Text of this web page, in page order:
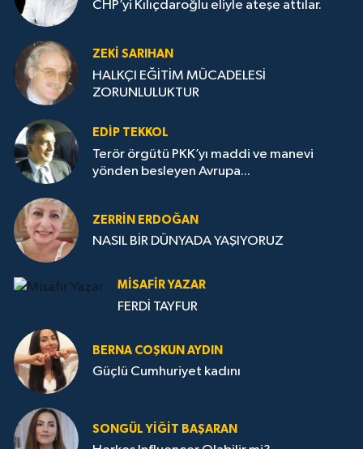
CHP’yi Kılıçdaroğlu eliyle ateşe attılar.
ZEKI SARIHAN
HALKÇI EĞİTİM MÜCADELESİ
ZORUNLULUKTUR
EDIP TEKKOL
Terör örgütü PKK’yı maddi ve manevi
yönden besleyen Avrupa...
ZERRIN ERDOĞAN
NASIL BİR DÜNYADA YAŞIYORUZ
MISAFIR YAZAR
FERDİ TAYFUR
BERNA COŞKUN AYDIN
Güçlü Cumhuriyet kadını
SONGÜL YIĞIT BAŞARAN